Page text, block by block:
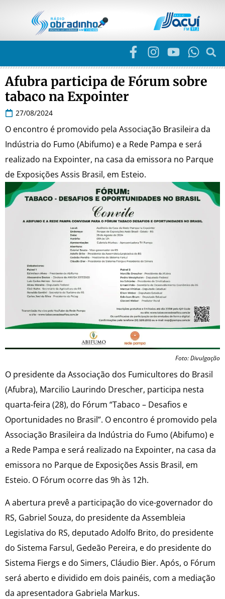
Afubra participa de Fórum sobre
tabaco na Expointer
27/08/2024
O encontro é promovido pela Associação Brasileira da
Indústria do Fumo (Abifumo) e a Rede Pampa e será
realizado na Expointer, na casa da emissora no Parque
de Exposições Assis Brasil, em Esteio.
Foto: Divulgação
O presidente da Associação dos Fumicultores do Brasil
(Afubra), Marcilio Laurindo Drescher, participa nesta
quarta-feira (28), do Fórum “Tabaco – Desafios e
Oportunidades no Brasil”. O encontro é promovido pela
Associação Brasileira da Indústria do Fumo (Abifumo) e
a Rede Pampa e será realizado na Expointer, na casa da
emissora no Parque de Exposições Assis Brasil, em
Esteio. O Fórum ocorre das 9h às 12h.
A abertura prevê a participação do vice-governador do
RS, Gabriel Souza, do presidente da Assembleia
Legislativa do RS, deputado Adolfo Brito, do presidente
do Sistema Farsul, Gedeão Pereira, e do presidente do
Sistema Fiergs e do Simers, Cláudio Bier. Após, o Fórum
será aberto e dividido em dois painéis, com a mediação
da apresentadora Gabriela Markus.